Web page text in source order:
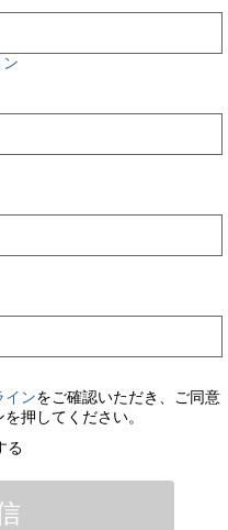
インをご確認いただき、ご同意
押してください。
る